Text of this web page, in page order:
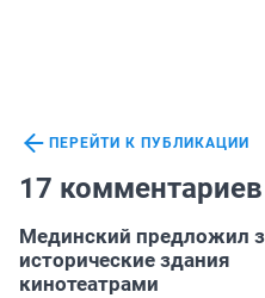
ПЕРЕЙТИ К ПУБЛИКАЦИИ
17
Мединский предложил
исторические здания
кинотеатрами